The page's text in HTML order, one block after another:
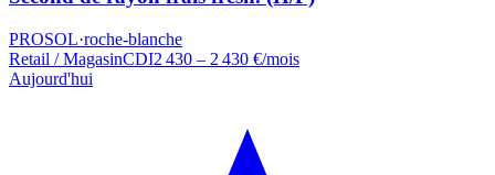
PROSOL·roche-blanche
Retail / MagasinCDI2 430 – 2 430 €/mois
Aujourd'hui